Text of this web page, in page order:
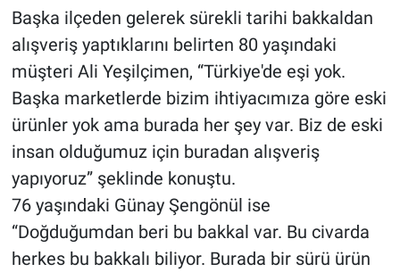
Başka ilçeden gelerek sürekli tarihi bakkaldan
alışveriş yaptıklarını belirten 80 yaşındaki
müşteri Ali Yeşilçimen, “Türkiye'de eşi yok.
Başka marketlerde bizim ihtiyacımıza göre eski
ürünler yok ama burada her şey var. Biz de eski
insan olduğumuz için buradan alışveriş
yapıyoruz” şeklinde konuştu.
76 yaşındaki Günay Şengönül ise
“Doğduğumdan beri bu bakkal var. Bu civarda
herkes bu bakkalı biliyor. Burada bir sürü ürün